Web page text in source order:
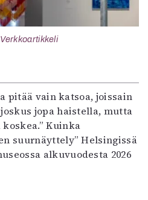
Verkkoartikkeli
pitää vain katsoa, joissain
jopa haistella, mutta
Kuinka
suurnäyttely” Helsingissä
alkuvuodesta 2026